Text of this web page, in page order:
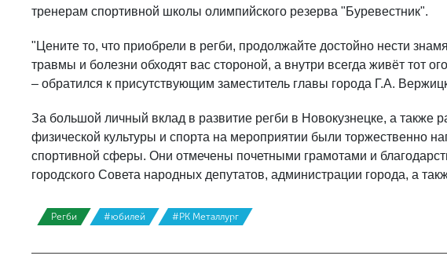
тренерам спортивной школы олимпийского резерва "Буревестник".
"Цените то, что приобрели в регби, продолжайте достойно нести
травмы и болезни обходят вас стороной, а внутри всегда живёт тот
– обратился к присутствующим заместитель главы города Г.А.
За большой личный вклад в развитие регби в Новокузнецке, а также
физической культуры и спорта на мероприятии были торжественно
спортивной сферы. Они отмечены почетными грамотами и
городского Совета народных депутатов, администрации города, а
Регби #юбилей #РК Металлург